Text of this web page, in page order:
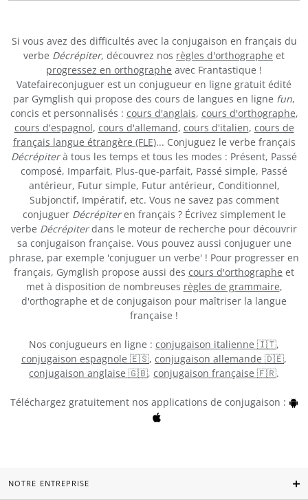
Si vous avez des difficultés avec la conjugaison en français du
verbe Décrépiter, découvrez nos règles d'orthographe et
progressez en orthographe avec Frantastique !
Vatefaireconjuguer est un conjugueur en ligne gratuit édité
par Gymglish qui propose des cours de langues en ligne fun,
concis et personnalisés : cours d'anglais, cours d'orthographe,
cours d'espagnol, cours d'allemand, cours d'italien, cours de
français langue étrangère (FLE)... Conjuguez le verbe français
Décrépiterà tous les temps et tous les modes : Présent, Passé
composé, Imparfait, Plus-que-parfait, Passé simple, Passé
antérieur, Futur simple, Futur antérieur, Conditionnel,
Subjonctif, Impératif, etc. Vous ne savez pas comment
conjuguer Décrépiteren français ? Écrivez simplement le
verbe Décrépiterdans le moteur de recherche pour découvrir
sa conjugaison française. Vous pouvez aussi conjuguer une
phrase, par exemple 'conjuguer un verbe' ! Pour progresser en
français, Gymglish propose aussi des cours d'orthographe et
met à disposition de nombreuses règles de grammaire,
d'orthographe et de conjugaison pour maîtriser la langue
française !
Nos conjugueurs en ligne : conjugaison italienne 🇮🇹,
conjugaison espagnole 🇪🇸, conjugaison allemande 🇩🇪,
conjugaison anglaise 🇬🇧, conjugaison française 🇫🇷.
Téléchargez gratuitement nos applications de conjugaison :
NOTRE ENTREPRISE